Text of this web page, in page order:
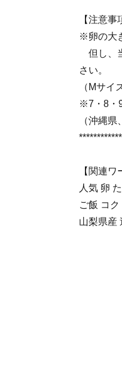
【注意事
※卵の大
但し、
さい。
（Mサイ
※7・8・
（沖縄県
【関連ワ
人気 卵
ご飯 コ
山梨県産